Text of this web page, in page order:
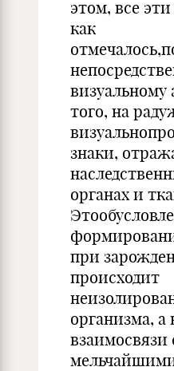
этом, все
как
визуальному
того, на
знаки,
органах и
при
происходит
организма, а
взаимосвязи